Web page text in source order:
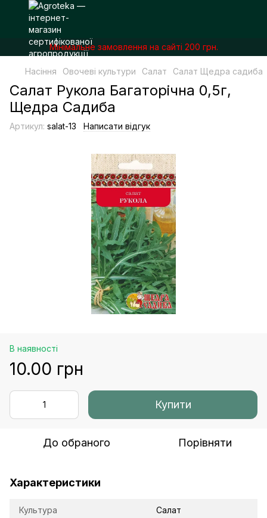
Мінімальне замовлення на сайті 200 грн.
Насіння Овочеві культури Салат Салат Щедра садиба
Салат Рукола Багаторічна 0,5г,
Щедра Садиба
Артикул: salat-13 Написати відгук
В наявності
10.00 грн
Купити
До обраного Порівняти
Характеристики
Культура Салат